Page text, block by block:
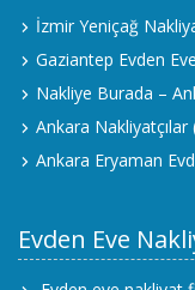
İzmir Yeniçağ
Gaziantep Evden Eve
Nakliye Burada –
Ankara Nakliyatçılar
Ankara Eryaman
Evden Eve